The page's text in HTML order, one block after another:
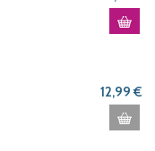
12,99 €